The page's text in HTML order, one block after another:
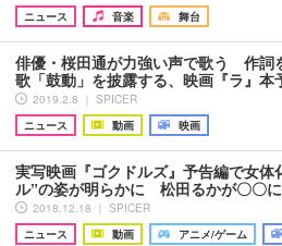
ニュース
音楽 舞台
俳優・桜田通が力強い声で歌う 作詞
歌「鼓動」を披露する、映画『ラ』本
2019.2.8 ｜ SPICER
ニュース
動画 映画
実写映画『ゴクドルズ』予告編で女体
ル”の姿が明らかに 松田るかが〇〇
2018.12.18 ｜ SPICER
ニュース
動画 アニメ/ゲーム